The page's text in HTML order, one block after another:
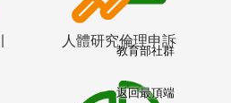
人體研究倫理申訴
教育部社群
返回最頂端